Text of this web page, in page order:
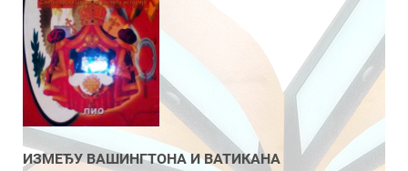
ИЗМЕЂУ ВАШИНГТОНА И ВАТИКАНА